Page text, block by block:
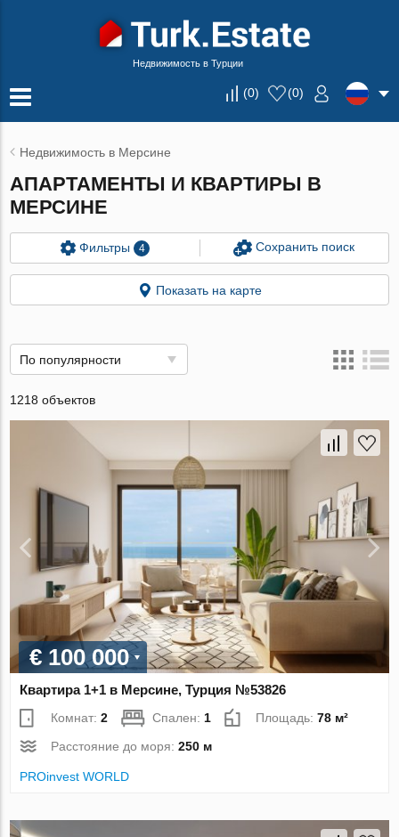
Недвижимость в Турции
(0) (0)
Недвижимость в Мерсине
АПАРТАМЕНТЫ И КВАРТИРЫ В
МЕРСИНЕ
Фильтры 4 Сохранить поиск
Показать на карте
По популярности
1218 объектов
€ 100 000
Квартира 1+1 в Мерсине, Турция №53826
Комнат:2 Спален: 1 Площадь:78 м²
Расстояние до моря:250 м
PROinvest WORLD